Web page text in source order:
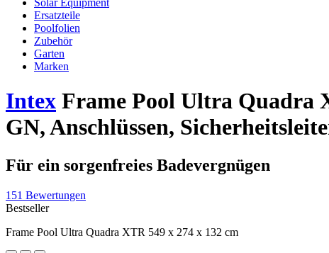
Solar Equipment
Ersatzteile
Poolfolien
Zubehör
Garten
Marken
Intex Frame Pool Ultra Quadra
GN, Anschlüssen,
Für ein sorgenfreies Badevergnügen
151 Bewertungen
Bestseller
Frame Pool Ultra Quadra XTR 549 x 274 x 132 cm